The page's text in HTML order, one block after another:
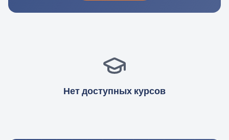
Нет доступных курсов